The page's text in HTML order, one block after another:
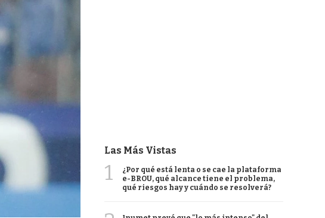
Las Más Vistas
1
¿Por qué está lenta o se cae la plataforma
e-BROU, qué alcance tiene el problema,
qué riesgos hay y cuándo se resolverá?